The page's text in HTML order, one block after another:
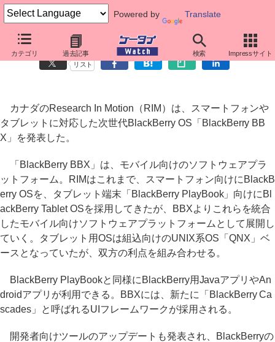
Powered by Translate
カテゴリ 過去記事 検索 Impressサイト
RIM、次世代プラットフォーム「BlackBerry BBX」発表
リスト
カナダのResearch In Motion（RIM）は、スマートフォンや
タブレットに対応した次世代BlackBerry OS「BlackBerry BB
X」を発表した。
「BlackBerry BBX」は、モバイル向けのソフトウェアプラ
ットフォーム。RIMはこれまで、スマートフォン向けにBlackB
erry OSを、タブレット端末「BlackBerry PlayBook」向けにBl
ackBerry Tablet OSを採用してきたが、BBXよりこれらを統合
したモバイル向けソフトウェアプラットフォームとして展開し
ていく。タブレット用OSは組込向けのUNIX系OS「QNX」ベ
ースとなっていたが、双方の利点を組み合わせる。
BlackBerry PlayBookと同様にBlackBerry用JavaアプリやAn
droidアプリが利用できる。BBXには、新たに「BlackBerry Ca
scades」と呼ばれるUIフレームワークが採用される。
開発者向けツールのアップデートも発表され、BlackBerryの